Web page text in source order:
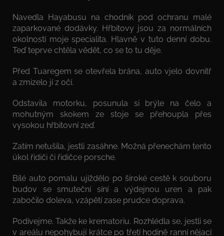
Navedla Hayabusu na chodník pod ochranu malé
zaparkované dodávky. Hřbitovy jsou za normálních
okolností moje specialita. Hlavně v tuto denní dobu.
Teď teprve chtěla vědět, co se to tu děje.
Před Tuaregem se otevřela brána, auto vjelo dovnitř
a zmizelo jí z očí.
Odstavila motorku, posunula si brýle na čelo a
mohutným skokem ze stoje se přehoupla přes
vysokou hřbitovní zeď.
Zatím netušila, jestli zasáhne. Možná přenechám tento
úkol řidiči či řidičce porsche.
Bílé auto pomalu ujíždělo po široké cestě k souboru
budov se smuteční síní a výdejnou uren a pak
zabočilo doleva, vzápětí zase prudce doprava.
Podívejme. Takže ke krematoriu. Rozhlédla se, jestli se
v areálu nepohybují krátce po třetí hodině ranní nějací